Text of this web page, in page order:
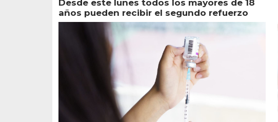
Desde este lunes todos los mayores de 18
años pueden recibir el segundo refuerzo